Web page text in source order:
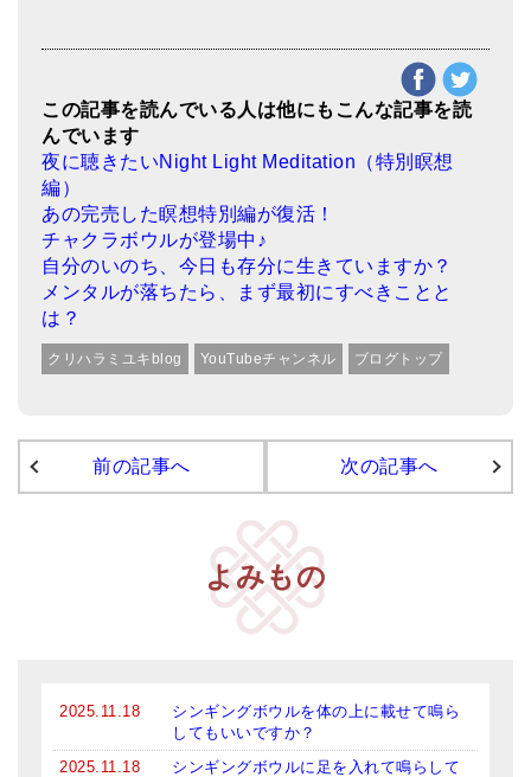
この記事を読んでいる人は他にもこんな記事を読
んでいます
夜に聴きたいNight Light Meditation（特別瞑想
編）
あの完売した瞑想特別編が復活！
チャクラボウルが登場中♪
自分のいのち、今日も存分に生きていますか？
メンタルが落ちたら、まず最初にすべきことと
は？
クリハラミユキblog YouTubeチャンネル ブログトップ
前の記事へ 次の記事へ
よみもの
2025.11.18
シンギングボウルを体の上に載せて鳴ら
してもいいですか？
2025.11.18
シンギングボウルに足を入れて鳴らして